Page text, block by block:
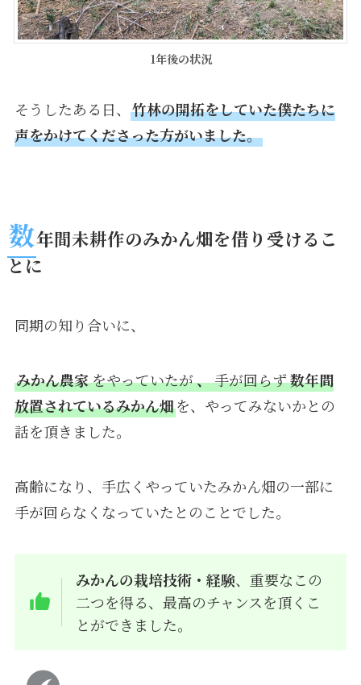
1年後の状況
そうしたある日、 竹林の開拓をしていた僕たちに
声をかけてくださった方がいました。
数年間未耕作のみかん畑を借り受けるこ
とに
同期の知り合いに、
みかん農家をやっていたが、手が回らず数年間
放置されているみかん畑を、やってみないかとの
話を頂きました。
高齢になり、手広くやっていたみかん畑の一部に
手が回らなくなっていたとのことでした。
みかんの栽培技術・経験、重要なこの
二つを得る、最高のチャンスを頂くこ
とができました。